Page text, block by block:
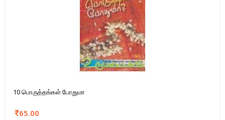
10 பொருத்தங்கள் போதுமா
65.00